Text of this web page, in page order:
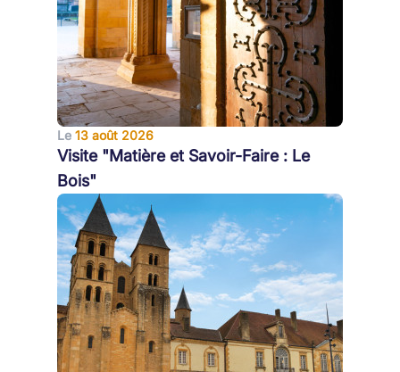
Le 13 août 2026
Visite "Matière et Savoir-Faire : Le
Bois"